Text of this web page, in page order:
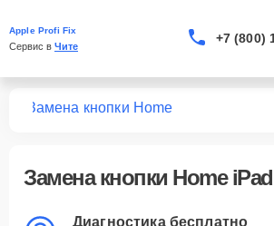
Apple Profi Fix
Сервис в Чите
+7 (800)
Замена кнопки Home
Замена кнопки Home
Диагностика бесплатно